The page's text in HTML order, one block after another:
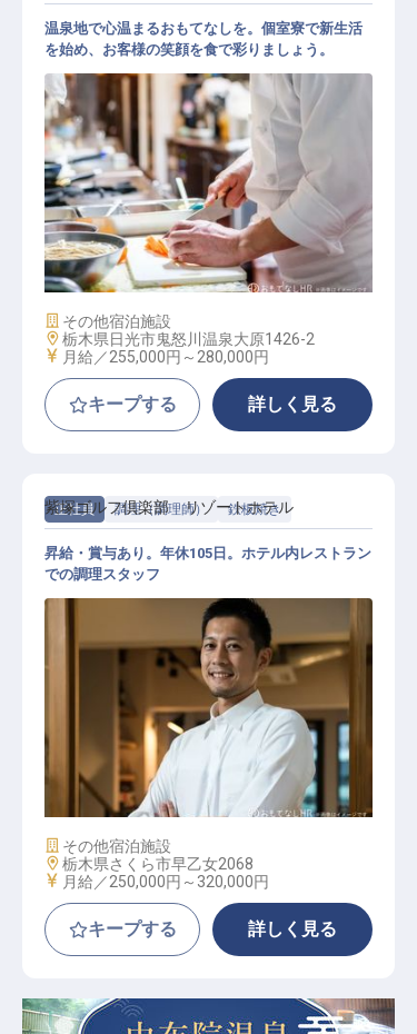
調理スタッフ（一般）
温泉地で心温まるおもてなしを。個室寮で新生活
を始め、お客様の笑顔を食で彩りましょう。
施設業態
その他宿泊施設
勤務地
栃木県日光市鬼怒川温泉大原1426-2
給与
月給／255,000円～ 280,000円
キープする 詳しく見る
正社員 調理（調理師） 鉄板焼き
鉄板焼き / 正社員
紫塚ゴルフ倶楽部 リゾートホテル
昇給・賞与あり。年休105日。ホテル内レストラン
での調理スタッフ
施設業態
その他宿泊施設
勤務地
栃木県さくら市早乙女2068
給与
月給／250,000円～ 320,000円
キープする 詳しく見る